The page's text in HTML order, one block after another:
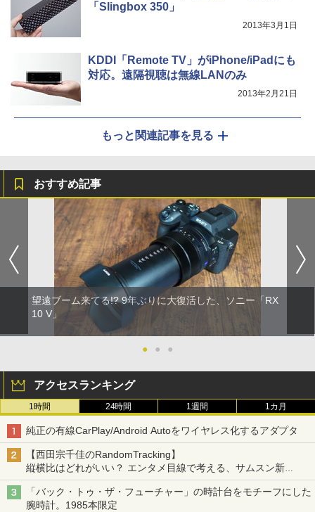
「Slingbox 350」
2013年3月1日
KDDI「Remote TV」がiPhone/iPadにも
対応。遠隔視聴は無線LANのみ
2013年2月21日
もっと関連記事を見る
おすすめ記事
望遠ブーム来てる!? 9年ぶりに大復活した、ソニー「RX
10 V」
● ● ●
アクセスランキング
1時間 24時間 1週間 1カ月
純正の有線CarPlay/Android Autoをワイヤレス化するアダプタ
【西田宗千佳のRandomTracking】
縦横比はどれがいい？ エンタメ目線で考える、サムスン新
「Galaxy Z Fold」
「バック・トゥ・ザ・フューチャー」の時計台をモチーフにした
腕時計。1985本限定